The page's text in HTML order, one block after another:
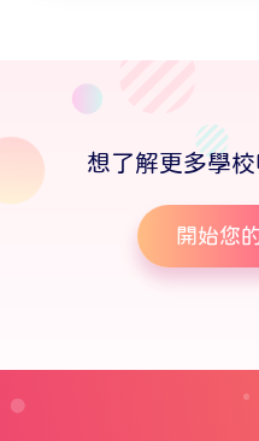
想了解更多學校
開始您